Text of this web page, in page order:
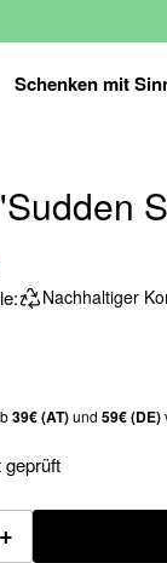
Schenken mit
Nachhaltiger
39€ (AT)und59€ (DE)
geprüft
+